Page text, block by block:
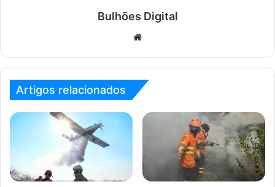
Bulhões Digital
Website
Artigos relacionados